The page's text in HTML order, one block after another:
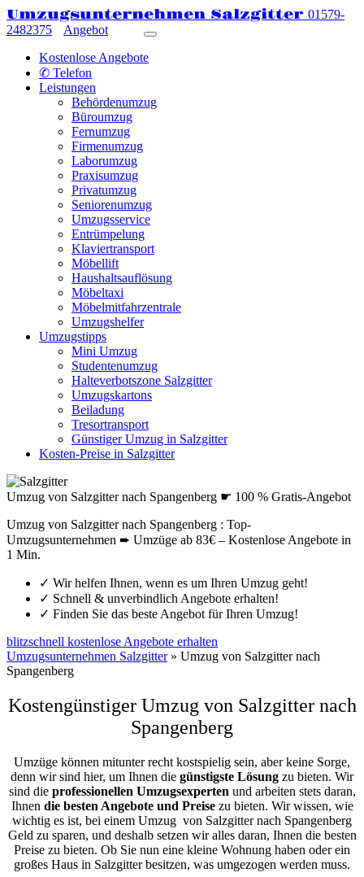
Umzugsunternehmen Salzgitter 01579-
2482375
Angebot
Kostenlose Angebote
✆ Telefon
Leistungen
Behördenumzug
Büroumzug
Fernumzug
Firmenumzug
Laborumzug
Praxisumzug
Privatumzug
Seniorenumzug
Umzugsservice
Entrümpelung
Klaviertransport
Möbellift
Haushaltsauflösung
Möbeltaxi
Möbelmitfahrzentrale
Umzugshelfer
Umzugstipps
Mini Umzug
Studentenumzug
Halteverbotszone Salzgitter
Umzugskartons
Beiladung
Tresortransport
Günstiger Umzug in Salzgitter
Kosten-Preise in Salzgitter
Umzug von Salzgitter nach Spangenberg ☛ 100 % Gratis-Angebot
Umzug von Salzgitter nach Spangenberg : Top-
Umzugsunternehmen ➨ Umzüge ab 83€ – Kostenlose Angebote in
1 Min.
✓ Wir helfen Ihnen, wenn es um Ihren Umzug geht!
✓ Schnell & unverbindlich Angebote erhalten!
✓ Finden Sie das beste Angebot für Ihren Umzug!
blitzschnell kostenlose Angebote erhalten
Umzugsunternehmen Salzgitter» Umzug von Salzgitter nach
Spangenberg
Kostengünstiger Umzug von Salzgitter nach
Spangenberg
Umzüge können mitunter recht kostspielig sein, aber keine Sorge,
denn wir sind hier, um Ihnen die günstigste Lösung zu bieten. Wir
sind die professionellen Umzugsexperten und arbeiten stets daran,
Ihnen die besten Angebote und Preisezu bieten. Wir wissen, wie
wichtig es ist, bei einem Umzug von Salzgitter nach Spangenberg
Geld zu sparen, und deshalb setzen wir alles daran, Ihnen die besten
Preise zu bieten. Ob Sie nun eine kleine Wohnung haben oder ein
großes Haus in Salzgitter besitzen, was umgezogen werden muss.